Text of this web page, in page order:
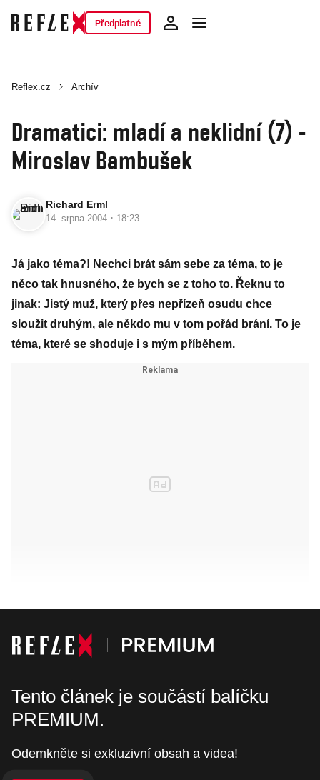
Předplatné
Reflex.cz Archív
Dramatici: mladí a neklidní (7) -
Miroslav Bambušek
Richard Erml
14. srpna 2004 · 18:23
Já jako téma?! Nechci brát sám sebe za téma, to je
něco tak hnusného, že bych se z toho to. Řeknu to
jinak: Jistý muž, který přes nepřízeň osudu chce
sloužit druhým, ale někdo mu v tom pořád brání. To je
téma, které se shoduje i s mým příběhem.
Tento článek je součástí balíčku
PREMIUM.
Odemkněte si exkluzivní obsah a videa!